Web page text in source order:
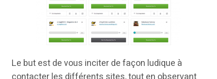
Le but est de vous inciter de façon ludique à